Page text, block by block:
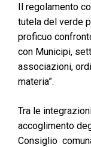
Il regolamento
tutela del verde
proficuo
con Municipi,
associazioni,
materia”.
Tra le
accoglimento
Consiglio